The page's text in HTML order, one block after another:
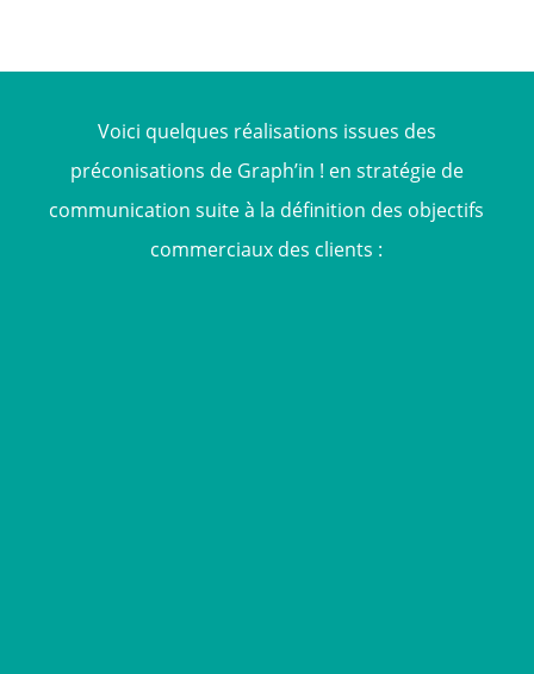
Voici quelques réalisations issues des
préconisations de Graph’in ! en stratégie de
communication suite à la définition des objectifs
commerciaux des clients :